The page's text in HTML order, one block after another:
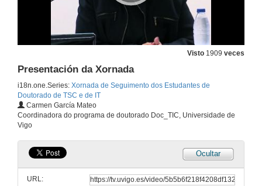
Visto 1909 veces
Presentación da Xornada
i18n.one.Series: Xornada de Seguimento dos Estudantes de
Doutorado de TSC e de IT
Carmen García Mateo
Coordinadora do programa de doutorado Doc_TIC, Universidade de
Vigo
Ocultar
URL: